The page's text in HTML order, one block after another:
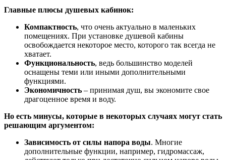
Главные плюсы душевых кабинок:
Компактность, что очень актуально в маленьких
помещениях. При установке душевой кабины
освобождается некоторое место, которого так всегда не
хватает.
Функциональность, ведь большинство моделей
оснащены теми или иными дополнительными
функциями.
Экономичность – принимая душ, вы экономите свое
драгоценное время и воду.
Но есть минусы, которые в некоторых случаях могут стать
решающим аргументом:
Зависимость от силы напора воды. Многие
дополнительные функции, например, гидромассаж,